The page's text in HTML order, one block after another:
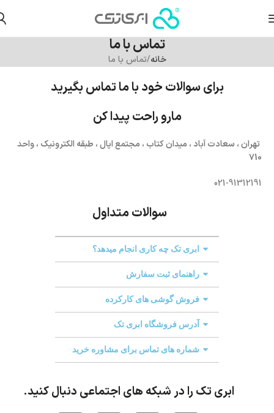
تماس با ما
خانه تماس با ما
برای سوالات خود با ما تماس بگیرید
مارو راحت پیدا کن
تهران ، سعادت آباد ، میدان کتاب ، مجتمع اپال ، طبقه الکترونیک ، واحد
۷10
021-91312191
سوالات متداول
ابری تک چه کاری انجام میدهد؟
راهنمای ثبت سفارش
فروش گوشی های کارکرده
آدرس فروشگاه ابری تک
شماره های تماس برای مشاوره خرید
ابری تک را در شبکه های اجتماعی دنبال کنید.